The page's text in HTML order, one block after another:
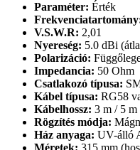
Paraméter: Érték
V.S.W.R: 2,01
Nyereség: 5.0 dBi
Polarizáció:
Impedancia: 50 Ohm
Csatlakozó típusa:
Kábel típusa: RG58
Kábelhossz: 3 m / 5 m
Rögzítés módja:
Ház anyaga: UV-álló